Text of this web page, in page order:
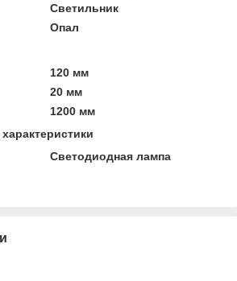
Светильник
Опал
120 мм
20 мм
1200 мм
Светодиодная лампа